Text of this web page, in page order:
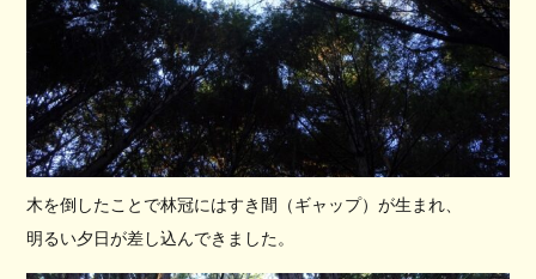
木を倒したことで林冠にはすき間（ギャップ）が生まれ、
明るい夕日が差し込んできました。